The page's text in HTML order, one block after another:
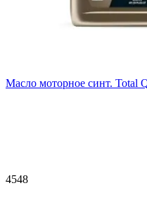
Масло моторное синт. Total
4548